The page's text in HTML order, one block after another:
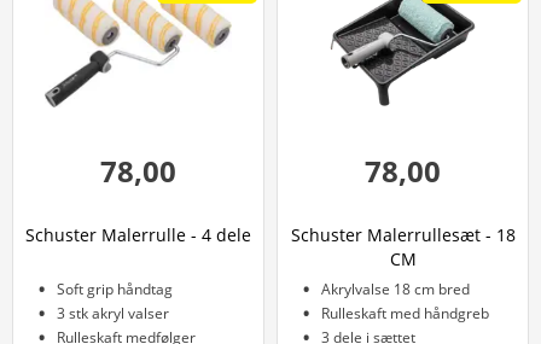
78,00
Schuster Malerrulle - 4 dele
Soft grip håndtag
3 stk akryl valser
Rulleskaft medfølger
78,00
Schuster Malerrullesæt - 18
CM
Akrylvalse 18 cm bred
Rulleskaft med håndgreb
3 dele i sættet